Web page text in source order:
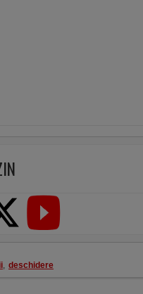
, deschidere